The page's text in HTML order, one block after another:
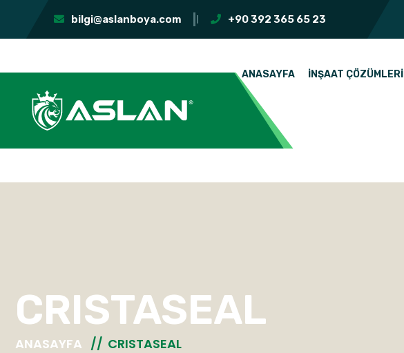
bilgi@aslanboya.com +90 392 365 65 23
ANASAYFA İNŞAAT ÇÖZÜMLERI
CRISTASEAL
ANASAYFA CRISTASEAL